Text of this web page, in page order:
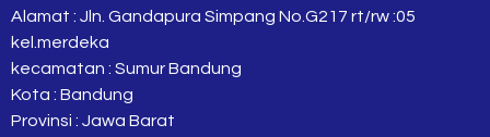
Alamat : Jln. Gandapura Simpang No.G217 rt/rw :05
kel.merdeka
kecamatan : Sumur Bandung
Kota : Bandung
Provinsi : Jawa Barat